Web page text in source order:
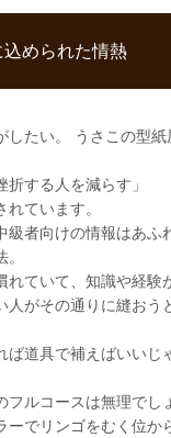
められた情熱
したい。 うさこの型紙
折する人を減らす」
ています。
者向けの情報はあふ
れていて、知識や経験
人がその通りに縫おう
道具で補えばいいじ
フルコースは無理でし
ーでリンゴをむく位か